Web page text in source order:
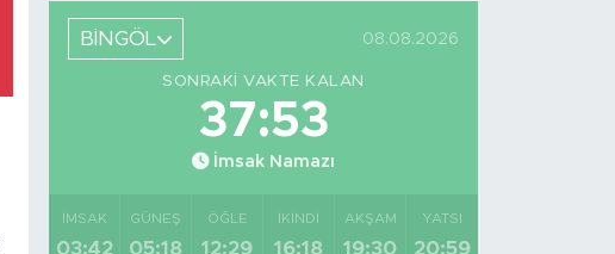
BİNGÖL 08.08.2026
SONRAKI VAKTE KALAN
37:52
İmsak Namazı
İMSAK
03:42
GÜNEŞ
05:18
ÖĞLE
12:29
İKINDI
16:18
AKŞAM
19:30
YATSI
20:59